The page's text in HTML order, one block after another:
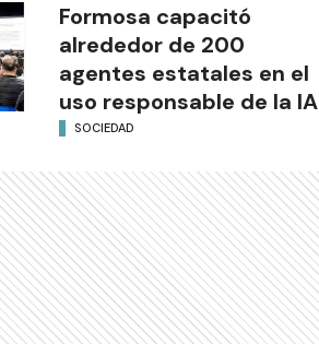
Formosa capacitó
alrededor de 200
agentes estatales en el
uso responsable de la IA
SOCIEDAD